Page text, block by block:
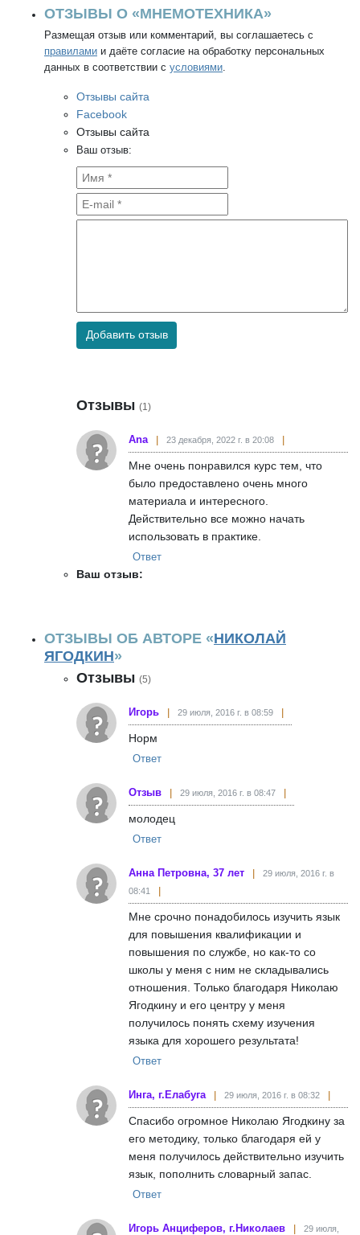
ОТЗЫВЫ О «МНЕМОТЕХНИКА»
Размещая отзыв или комментарий, вы соглашаетесь с
правилами и даёте согласие на обработку персональных
данных в соответствии с условиями.
Отзывы сайта
Facebook
Отзывы сайта
Ваш отзыв:
Добавить отзыв
Отзывы (1)
Ana 23 декабря, 2022 г. в 20:08
Мне очень понравился курс тем, что
было предоставлено очень много
материала и интересного.
Действительно все можно начать
использовать в практике.
Ответ
Ваш отзыв:
ОТЗЫВЫ ОБ АВТОРЕ «НИКОЛАЙ
ЯГОДКИН»
Отзывы (5)
Игорь 29 июля, 2016 г. в 08:59
Норм
Ответ
Отзыв 29 июля, 2016 г. в 08:47
молодец
Ответ
Анна Петровна, 37 лет
29 июля, 2016 г. в
08:41
Мне срочно понадобилось изучить язык
для повышения квалификации и
повышения по службе, но как-то со
школы у меня с ним не складывались
отношения. Только благодаря Николаю
Ягодкину и его центру у меня
получилось понять схему изучения
языка для хорошего результата!
Ответ
Инга, г.Елабуга 29 июля, 2016 г. в 08:32
Спасибо огромное Николаю Ягодкину за
его методику, только благодаря ей у
меня получилось действительно изучить
язык, пополнить словарный запас.
Ответ
Игорь Анциферов, г.Николаев
29 июля,